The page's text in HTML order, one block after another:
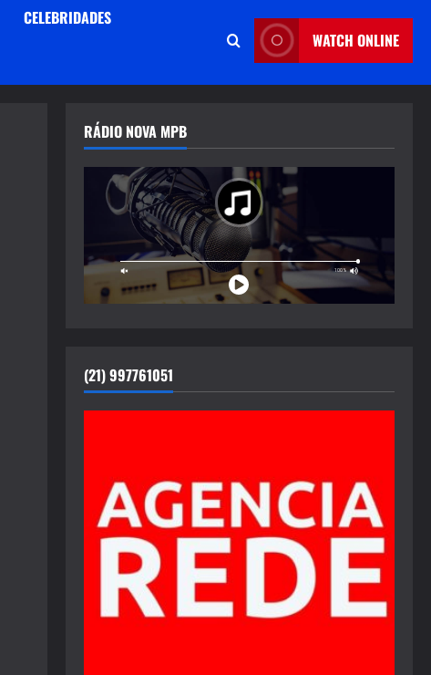
CELEBRIDADES
WATCH ONLINE
RÁDIO NOVA MPB
(21) 997761051